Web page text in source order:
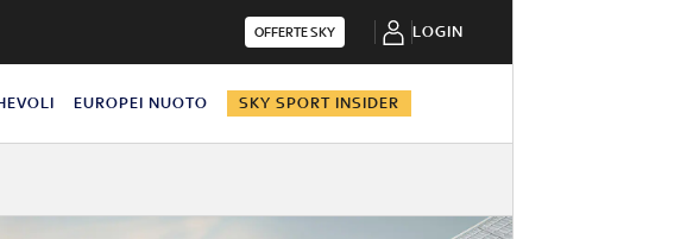
OFFERTE SKY LOGIN
EUROPEI NUOTO SKY SPORT INSIDER